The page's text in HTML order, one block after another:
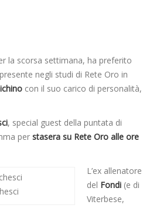
la scorsa settimana, ha preferito
negli studi di Rete Oro in
con il suo carico di personalità,
, special guest della puntata di
per stasera su Rete Oro alle ore
L’ex allenatore
del Fondi (e di
Viterbese,